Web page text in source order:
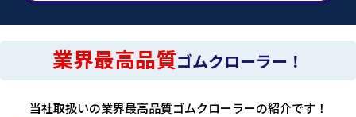
業界最高品質ゴムクローラー！
当社取扱いの業界最高品質ゴムクローラーの紹介です！